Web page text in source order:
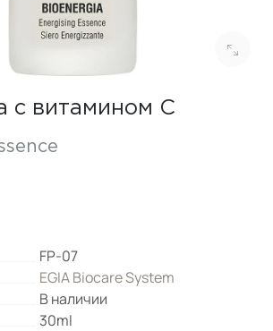
с витамином C
FP-07
EGIA Biocare System
В наличии
30ml